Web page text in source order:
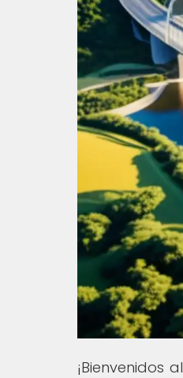
¡Bienvenidos al